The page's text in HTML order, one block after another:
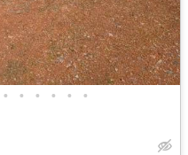
• • • • • •